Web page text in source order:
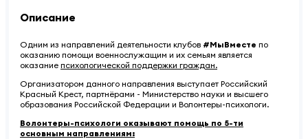
Описание
Одним из направлений деятельности клубов #МыВместе по
оказанию помощи военнослужащим и их семьям является
оказание психологической поддержки граждан.
Организатором данного направления выступает Российский
Красный Крест, партнёрами - Министерство науки и высшего
образования Российской Федерации и Волонтеры-психологи.
Волонтеры-психологи оказывают помощь по 5-ти
основным направлениям: